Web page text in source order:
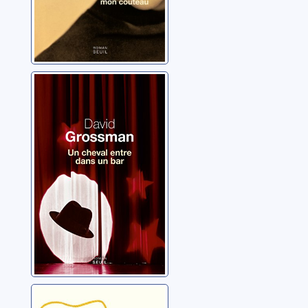
Un cheval entre
dans un bar
Grossman, David
Les aventures